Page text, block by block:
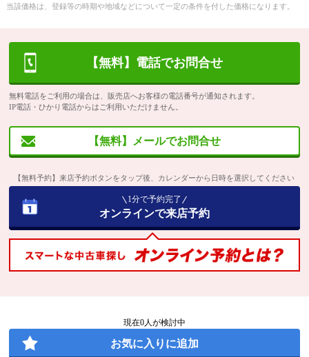
当該価格は、登録等の時期や地域などについて一定の条件を付した価格になります。
【無料】電話でお問合せ
無料電話をご利用の場合は、販売店へお客様の電話番号が通知されます。
IP電話・ひかり電話からはご利用いただけません。
【無料】メールでお問合せ
【無料予約】来店予約ボタンをタップ後、カレンダーから日時を選択してください
1分で予約完了
オンラインで来店予約
現在0人が検討中
お気に入りに追加